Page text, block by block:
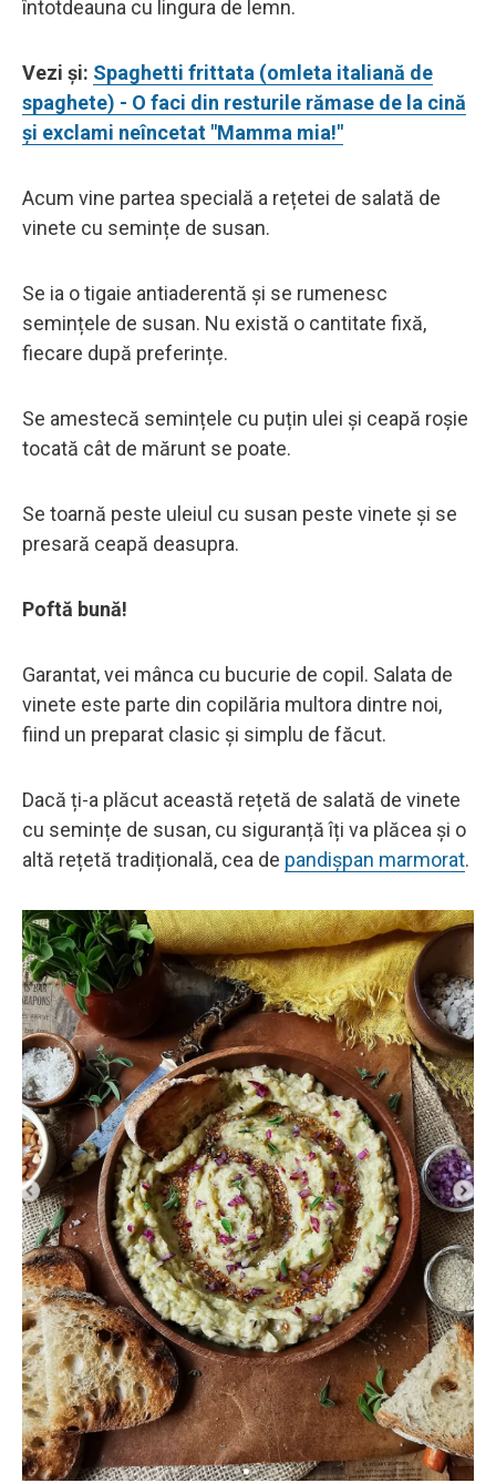
întotdeauna cu lingura de lemn.
Vezi și: Spaghetti frittata (omleta italiană de
spaghete) - O faci din resturile rămase de la cină
și exclami neîncetat "Mamma mia!"
Acum vine partea specială a rețetei de salată de
vinete cu semințe de susan.
Se ia o tigaie antiaderentă și se rumenesc
semințele de susan. Nu există o cantitate fixă,
fiecare după preferințe.
Se amestecă semințele cu puțin ulei și ceapă roșie
tocată cât de mărunt se poate.
Se toarnă peste uleiul cu susan peste vinete și se
presară ceapă deasupra.
Poftă bună!
Garantat, vei mânca cu bucurie de copil. Salata de
vinete este parte din copilăria multora dintre noi,
fiind un preparat clasic și simplu de făcut.
Dacă ți-a plăcut această rețetă de salată de vinete
cu semințe de susan, cu siguranță îți va plăcea și o
altă rețetă tradițională, cea de pandișpan marmorat.